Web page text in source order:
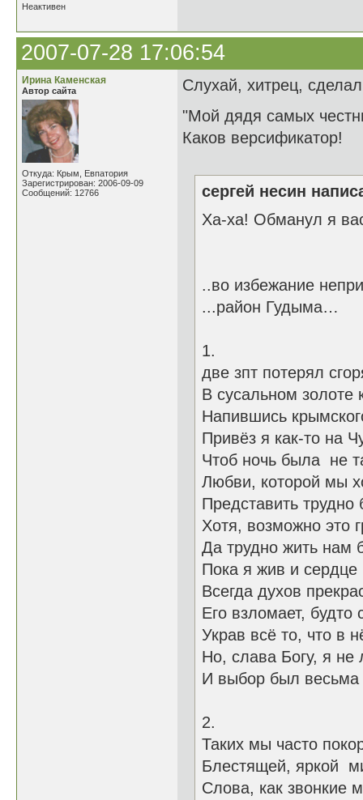
Неактивен
2007-07-28 17:06:54
Ирина Каменская
Автор сайта
Откуда: Крым, Евпатория
Зарегистрирован: 2006-09-09
Сообщений: 12766
Слухай, хитрец,
"Мой дядя самых
Каков версификатор!
сергей несин
Ха-ха! Обманул я
..во избежание
...район Гудыма…
1.
две зпт потерял
В сусальном
Напившись
Привёз я как-то на
Чтоб ночь была не
Любви, которой мы
Представить трудно
Хотя, возможно это
Да трудно жить нам
Пока я жив и сердце
Всегда духов
Его взломает, будто
Украв всё то, что в
Но, слава Богу, я не
И выбор был весьма
2. а это
Таких мы часто
Блестящей, яркой
Слова, как звонкие